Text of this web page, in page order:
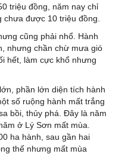
triệu đồng, năm nay chỉ
được 10 triệu đồng.
cũng phải nhổ. Hành
nhưng chần chừ mưa gió
hết, làm cực khổ nhưng
phần lớn diện tích hành
số ruộng hành mất trắng
bồi, thủy phá. Đây là năm
ở Lý Sơn mất mùa.
ha hành, sau gần hai
thế nhưng mất mùa